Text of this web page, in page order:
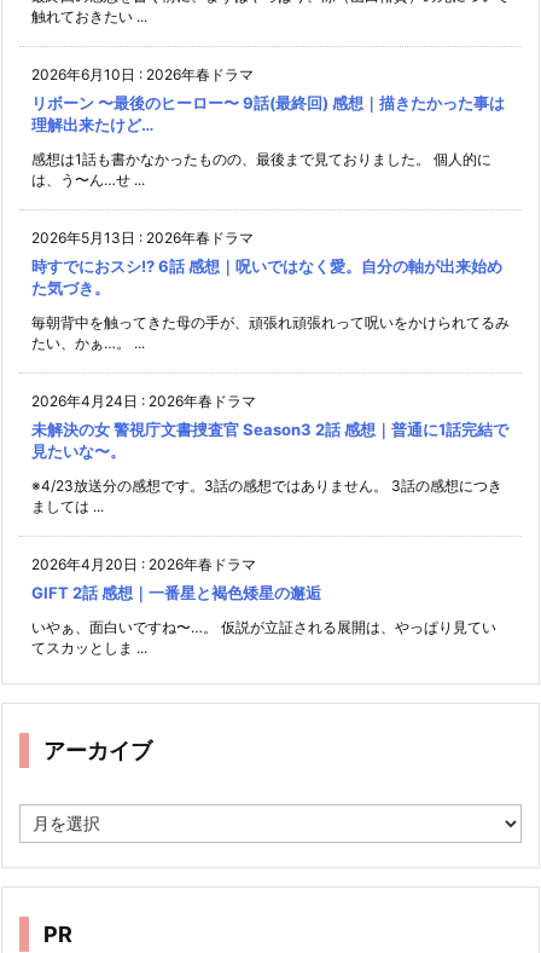
触れておきたい ...
2026年6月10日 : 2026年春ドラマ
リボーン 〜最後のヒーロー〜 9話(最終回) 感想｜描きたかった事は
理解出来たけど…
感想は1話も書かなかったものの、最後まで見ておりました。 個人的に
は、う〜ん…せ ...
2026年5月13日 : 2026年春ドラマ
時すでにおスシ!? 6話 感想｜呪いではなく愛。自分の軸が出来始め
た気づき。
毎朝背中を触ってきた母の手が、頑張れ頑張れって呪いをかけられてるみ
たい、かぁ…。 ...
2026年4月24日 : 2026年春ドラマ
未解決の女 警視庁文書捜査官 Season3 2話 感想｜普通に1話完結で
見たいな〜。
※4/23放送分の感想です。3話の感想ではありません。 3話の感想につき
ましては ...
2026年4月20日 : 2026年春ドラマ
GIFT 2話 感想｜一番星と褐色矮星の邂逅
いやぁ、面白いですね〜…。 仮説が立証される展開は、やっぱり見てい
てスカッとしま ...
アーカイブ
ー
イ
PR